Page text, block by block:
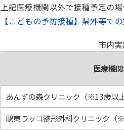
上記医療機関以外で接種予定の
【こどもの予防接種】県外等で
市内
医療機
あんずの森クリニック（※13歳以上
駅東ラッコ整形外科クリニック（